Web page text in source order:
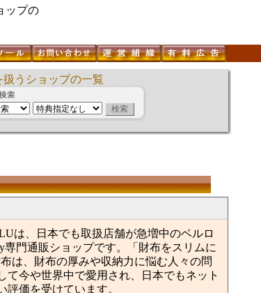
ップの
扱うショップの一覧
は、日本でも取扱店舗が急増中のベルロ
門通販ショップです。「財布をスリムに
は、財布の厚みや収納力に悩む人々の問
今や世界中で愛用され、日本でもネット
価を受けています。